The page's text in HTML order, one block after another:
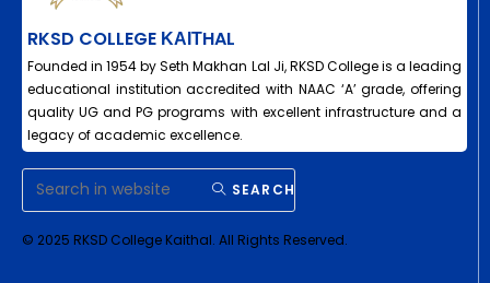
RKSD COLLEGE ΚΑΙΤHAL
Founded in 1954 by Seth Makhan Lal Ji, RKSD College is a leading
educational institution accredited with NAAC ‘A’ grade, offering
quality UG and PG programs with excellent infrastructure and a
legacy of academic excellence.
SEARCH
© 2025 RKSD College Kaithal. All Rights Reserved.